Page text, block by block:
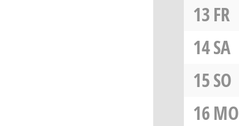
13FR
14SA
15SO
16MO